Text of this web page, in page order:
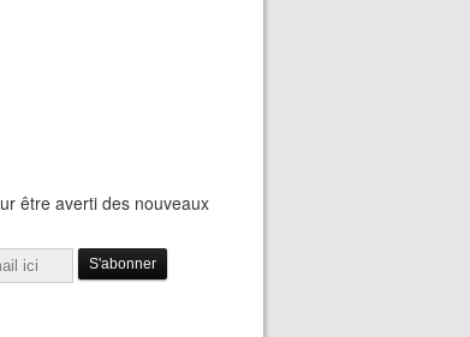
être averti des nouveaux